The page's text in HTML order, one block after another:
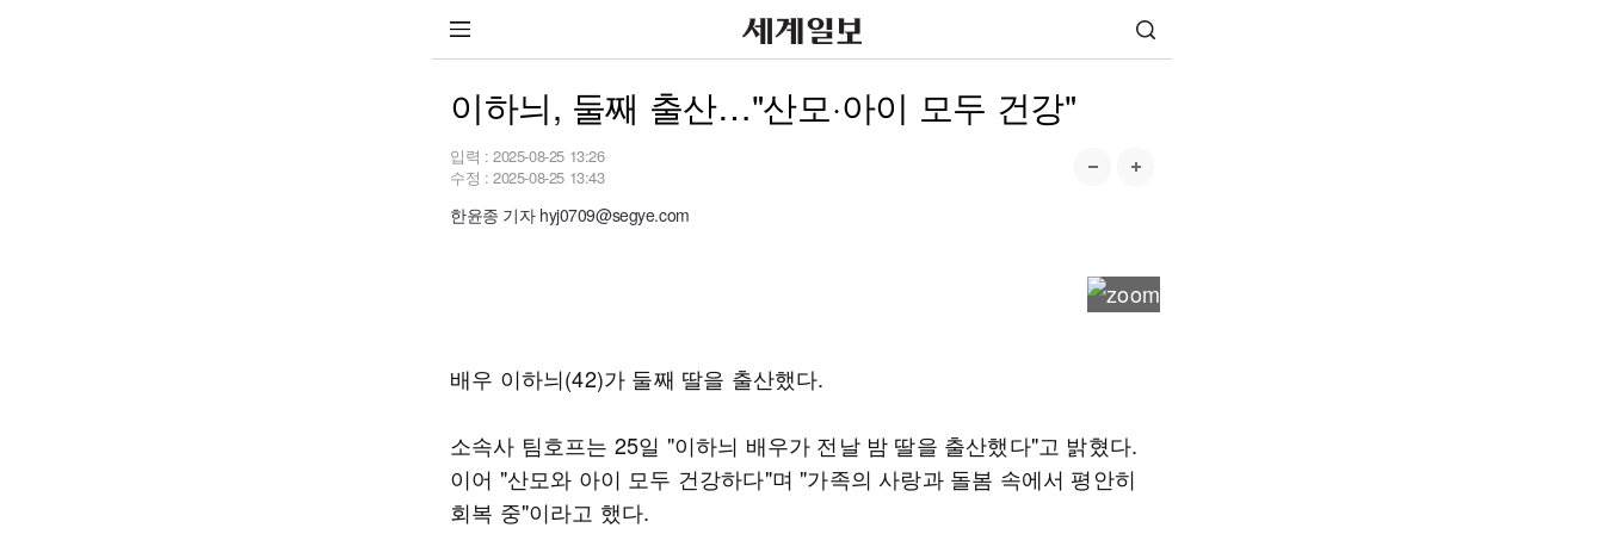
이하늬, 둘째 출산…"산모·아이 모두 건강"
입력 : 2025-08-25 13:26
수정 : 2025-08-25 13:43
한윤종 기자 hyj0709@segye.com
배우 이하늬(42)가 둘째 딸을 출산했다.
소속사 팀호프는 25일 "이하늬 배우가 전날 밤 딸을 출산했다"고 밝혔다.
이어 "산모와 아이 모두 건강하다"며 "가족의 사랑과 돌봄 속에서 평안히
회복 중"이라고 했다.